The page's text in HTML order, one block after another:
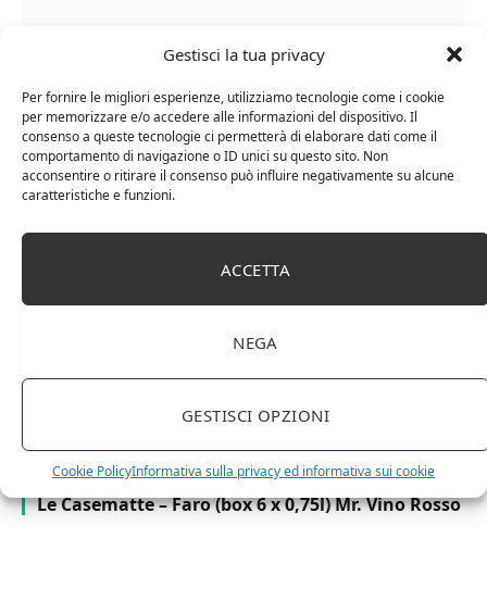
Gestisci la tua privacy
Per fornire le migliori esperienze, utilizziamo tecnologie come i cookie
per memorizzare e/o accedere alle informazioni del dispositivo. Il
consenso a queste tecnologie ci permetterà di elaborare dati come il
comportamento di navigazione o ID unici su questo sito. Non
acconsentire o ritirare il consenso può influire negativamente su alcune
caratteristiche e funzioni.
ACCETTA
NEGA
GESTISCI OPZIONI
Cookie PolicyInformativa sulla privacy ed informativa sui cookie
Chanson Pere & Fils – Chassagne Montrachet
(box 3 x 0,75l) Mr. Vino bianco
Le Casematte – Faro (box 6 x 0,75l) Mr. Vino Rosso